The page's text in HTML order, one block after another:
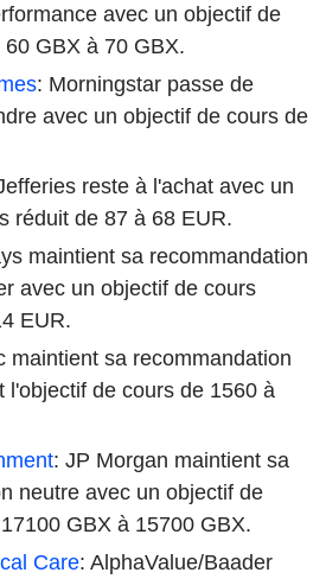
avec un objectif de
GBX à 70 GBX.
: Morningstar passe de
avec un objectif de cours de
reste à l'achat avec un
réduit de 87 à 68 EUR.
maintient sa recommandation
avec un objectif de cours
EUR.
maintient sa recommandation
l'objectif de cours de 1560 à
: JP Morgan maintient sa
neutre avec un objectif de
GBX à 15700 GBX.
Care: AlphaValue/Baader